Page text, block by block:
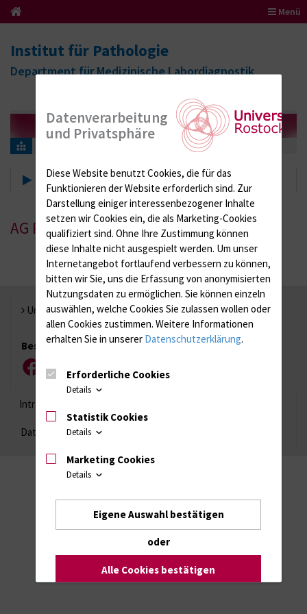
Menü
Institut für Pathologie
Department für Medizinische Labordiagnostik
Uropathologie
Uropathologie
AG Prof. Dr. med. Andreas Erbersdobler
Universität Rostock
Besuchen Sie uns
FacebookInstagramYouTubeLinkedIn
Xing
Intranet
Datenschutzhinweise
Datenverarbeitung
und Privatsphäre
Diese Website benutzt Cookies, die für das
Funktionieren der Website erforderlich sind. Zur
Darstellung einiger interessenbezogener Inhalte
setzen wir Cookies ein, die als Marketing-Cookies
qualifiziert sind. Ohne Ihre Zustimmung können
diese Inhalte nicht ausgespielt werden. Um unser
Internetangebot fortlaufend verbessern zu können,
bitten wir Sie, uns die Erfassung von anonymisierten
Nutzungsdaten zu ermöglichen. Sie können einzeln
auswählen, welche Cookies Sie zulassen wollen oder
allen Cookies zustimmen. Weitere Informationen
erhalten Sie in unserer Datenschutzerklärung.
Erforderliche Cookies
Details
Statistik Cookies
Details
Marketing Cookies
Details
Eigene Auswahl bestätigen
oder
Alle Cookies bestätigen